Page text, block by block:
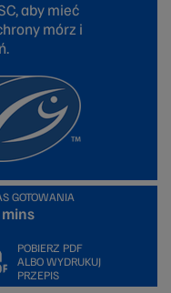
aby mieć
mórz i
GOTOWANIA
POBIERZ PDF
ALBO WYDRUKUJ
PRZEPIS